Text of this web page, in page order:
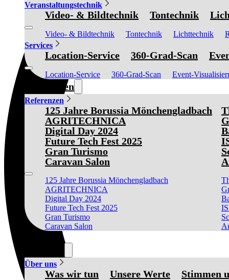
Veranstaltungstechnik
Video- & Bildtechnik Tontechnik
Video- & Bildtechnik Tontechnik Lichttechnik
Services
Location-Service 360-Grad-Scan
Location-Service 360-Grad-Scan Event-
Referenzen
Referenzen
125 Jahre Borussia Mönchengladbach
AGRITECHNICA
Digital Day 2024
Future Tech Fest 2025
Gran Turismo
Caravan Salon
125 Jahre Borussia Mönchengladbach
AGRITECHNICA
Digital Day 2024
Future Tech Fest 2025
Gran Turismo
Caravan Salon
Über uns
Was wir tun Unsere Werte Stimmen